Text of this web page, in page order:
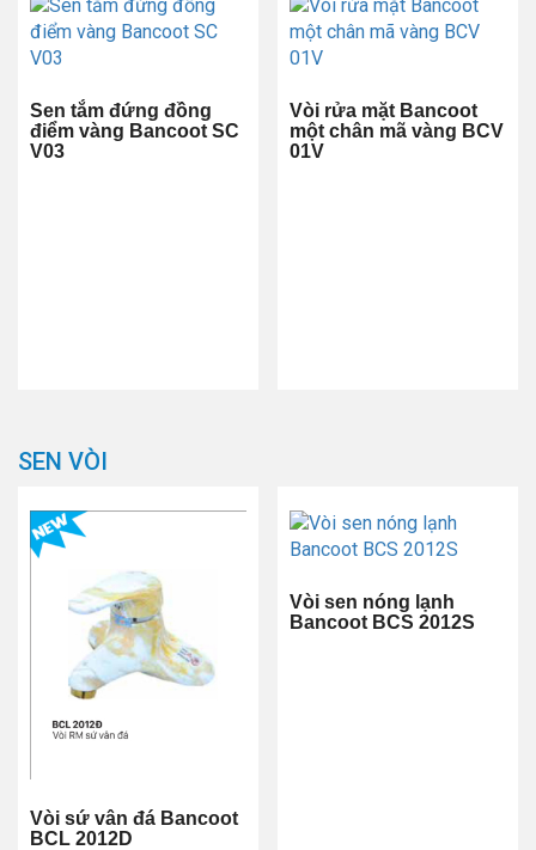
Sen tắm đứng đồng
điểm vàng Bancoot SC
V03
Vòi rửa mặt Bancoot
một chân mã vàng BCV
01V
SEN VÒI
Vòi sứ vân đá Bancoot
BCL 2012D
Vòi sen nóng lạnh
Bancoot BCS 2012S